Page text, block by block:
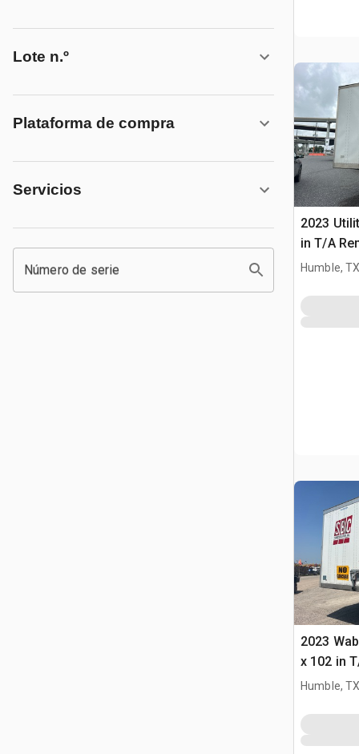
Lote n.º
Plataforma de compra
Servicios
Número de serie
2023
in T/A
Humble,
2023
x 102 in
Humble,